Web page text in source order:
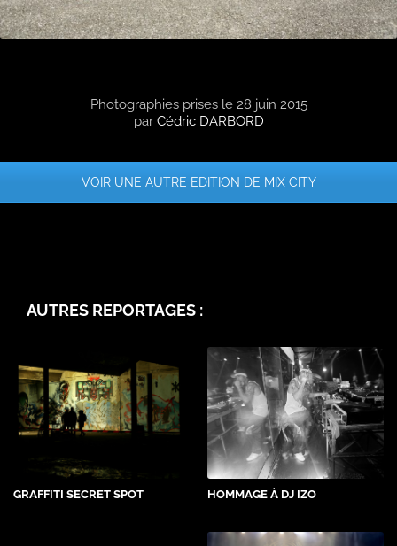
Photographies prises le 28 juin 2015
par Cédric DARBORD
VOIR UNE AUTRE EDITION DE MIX CITY
AUTRES REPORTAGES :
GRAFFITI SECRET SPOT HOMMAGE À DJ IZO